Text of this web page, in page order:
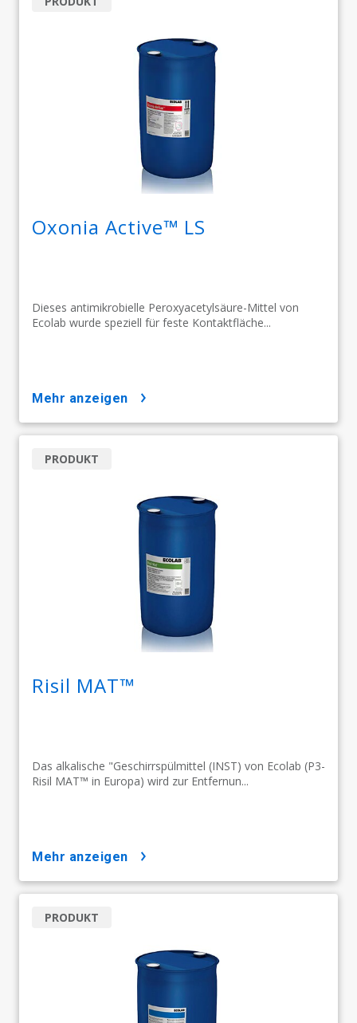
Oxonia Active™ LS
Dieses antimikrobielle Peroxyacetylsäure-Mittel von
Ecolab wurde speziell für feste Kontaktfläche...
mehr anzeigen
Risil MAT™
Das alkalische "Geschirrspülmittel (INST) von Ecolab (P3-
Risil MAT™ in Europa) wird zur Entfernun...
PRODUKT
mehr anzeigen
PRODUKT